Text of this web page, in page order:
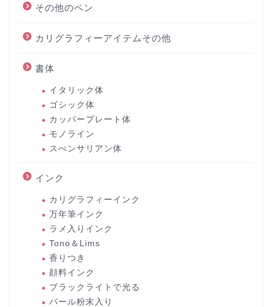
その他のペン
カリグラフィーアイテムその他
書体
イタリック体
ゴシック体
カッパープレート体
モノライン
スぺンサリアン体
インク
カリグラフィーインク
万年筆インク
ラメ入りインク
Tono＆Lims
香りつき
顔料インク
ブラックライトで光る
パール粉末入り